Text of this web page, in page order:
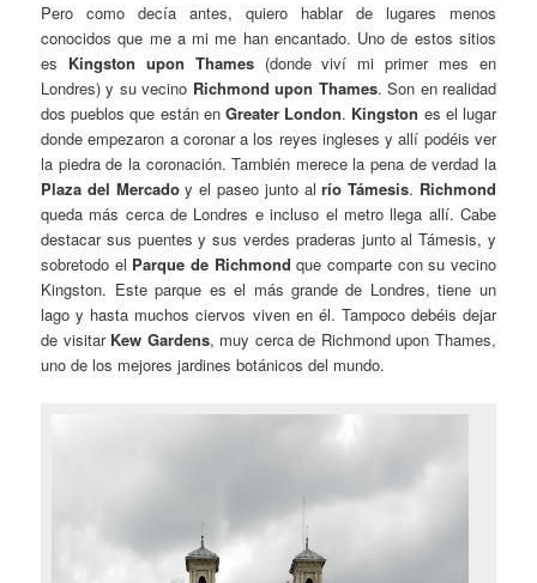
Pero como decía antes, quiero hablar de lugares menos
conocidos que me a mi me han encantado. Uno de estos sitios
es Kingston upon Thames (donde viví mi primer mes en
Londres) y su vecino Richmond upon Thames. Son en realidad
dos pueblos que están en Greater London. Kingston es el lugar
donde empezaron a coronar a los reyes ingleses y allí podéis ver
la piedra de la coronación. También merece la pena de verdad la
Plaza del Mercadoy el paseo junto al río Támesis. Richmond
queda más cerca de Londres e incluso el metro llega allí. Cabe
destacar sus puentes y sus verdes praderas junto al Támesis, y
sobretodo el Parque de Richmond que comparte con su vecino
Kingston. Este parque es el más grande de Londres, tiene un
lago y hasta muchos ciervos viven en él. Tampoco debéis dejar
de visitar Kew Gardens, muy cerca de Richmond upon Thames,
uno de los mejores jardines botánicos del mundo.